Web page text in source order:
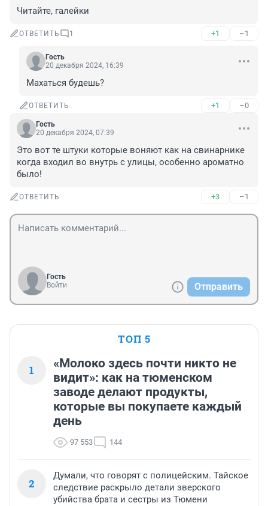
Читайте, галейки
ОТВЕТИТЬ 1 +1 –1
Гость
20 декабря 2024, 16:39
Махаться будешь?
ОТВЕТИТЬ +1 –0
Гость
20 декабря 2024, 07:39
Это вот те штуки которые воняют как на свинарнике
когда входил во внутрь с улицы, особенно ароматно
было!
ОТВЕТИТЬ +3 –1
Гость
Войти
Отправить
ТОП 5
1
«Молоко здесь почти никто не
видит»: как на тюменском
заводе делают продукты,
которые вы покупаете каждый
день
97 553 144
2
Думали, что говорят с полицейским. Тайское
следствие раскрыло детали зверского
убийства брата и сестры из Тюмени